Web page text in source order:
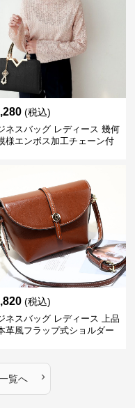
(税込)
ネスバッグ レディース 幾何
様エンボス加工チェーン付
(税込)
ネスバッグ レディース 上品
革風フラップ式ショルダー
覧へ ›